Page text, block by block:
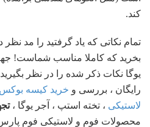
کند.
تمام نکاتی که یاد گرفتید را مد
بخرید که کاملا مناسب شماست!
یوگا نکات ذکر شده را در نظر
رایگان ، بررسی و خرید کیسه بوکس
لاستیکی ، تخته استپ ، آجر یوگا ،
محصولات فوم و لاستیکی فوم